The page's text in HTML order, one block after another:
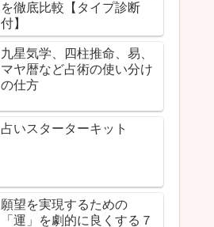
を徹底比較【タイプ診断
付】
九星気学、四柱推命、易、
マヤ暦など占術の使い分け
の仕方
占いスターターキット
願望を実現するための
「運」を劇的に良くする７